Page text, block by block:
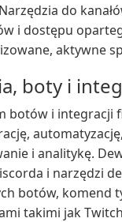
do
i dostępu
aktywne
boty i
botów i integracji
i analitykę.
i narzędzi
botów, komend
takimi jak